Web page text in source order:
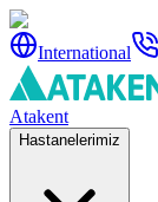
International
Atakent
Hastanelerimiz